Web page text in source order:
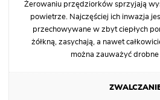
Żerowaniu przędziorków sprzyjają
powietrze. Najczęściej ich inwazja
przechowywane w zbyt ciepłych
żółkną, zasychają, a nawet
można zauważyć